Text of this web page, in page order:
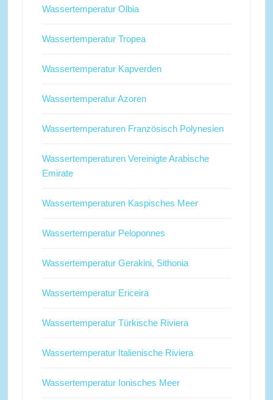
Wassertemperatur Olbia
Wassertemperatur Tropea
Wassertemperatur Kapverden
Wassertemperatur Azoren
Wassertemperaturen Französisch Polynesien
Wassertemperaturen Vereinigte Arabische
Emirate
Wassertemperaturen Kaspisches Meer
Wassertemperatur Peloponnes
Wassertemperatur Gerakini, Sithonia
Wassertemperatur Ericeira
Wassertemperatur Türkische Riviera
Wassertemperatur Italienische Riviera
Wassertemperatur Ionisches Meer